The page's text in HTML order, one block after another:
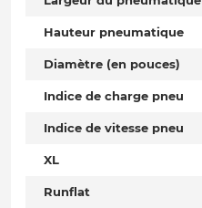
Hauteur pneumatique
Diamètre (en pouces)
Indice de charge pneu
Indice de vitesse pneu
XL
Runflat